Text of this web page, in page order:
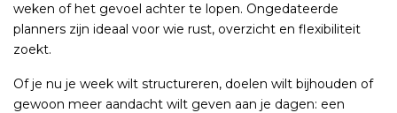
weken of het gevoel achter te lopen. Ongedateerde
planners zijn ideaal voor wie rust, overzicht en flexibiliteit
zoekt.
Of je nu je week wilt structureren, doelen wilt bijhouden of
gewoon meer aandacht wilt geven aan je dagen: een